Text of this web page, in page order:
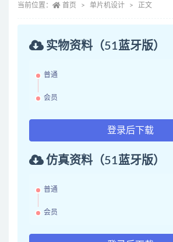
当前位置： 首页 单片机设计 正文
实物资料（51蓝牙版）
普通
会员
登录后下载
仿真资料（51蓝牙版）
普通
会员